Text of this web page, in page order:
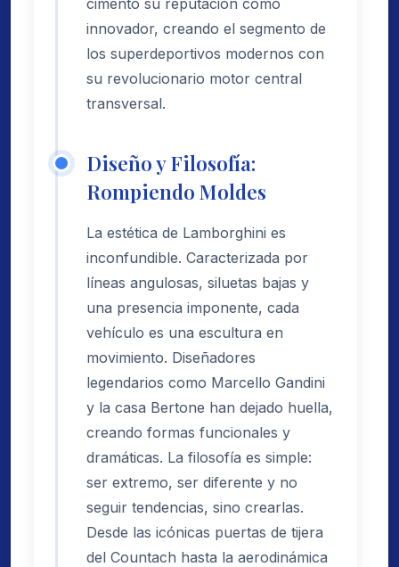
cimentó su reputación como
innovador, creando el segmento de
los superdeportivos modernos con
su revolucionario motor central
transversal.
Diseño y Filosofía:
Rompiendo Moldes
La estética de Lamborghini es
inconfundible. Caracterizada por
líneas angulosas, siluetas bajas y
una presencia imponente, cada
vehículo es una escultura en
movimiento. Diseñadores
legendarios como Marcello Gandini
y la casa Bertone han dejado huella,
creando formas funcionales y
dramáticas. La filosofía es simple:
ser extremo, ser diferente y no
seguir tendencias, sino crearlas.
Desde las icónicas puertas de tijera
del Countach hasta la aerodinámica